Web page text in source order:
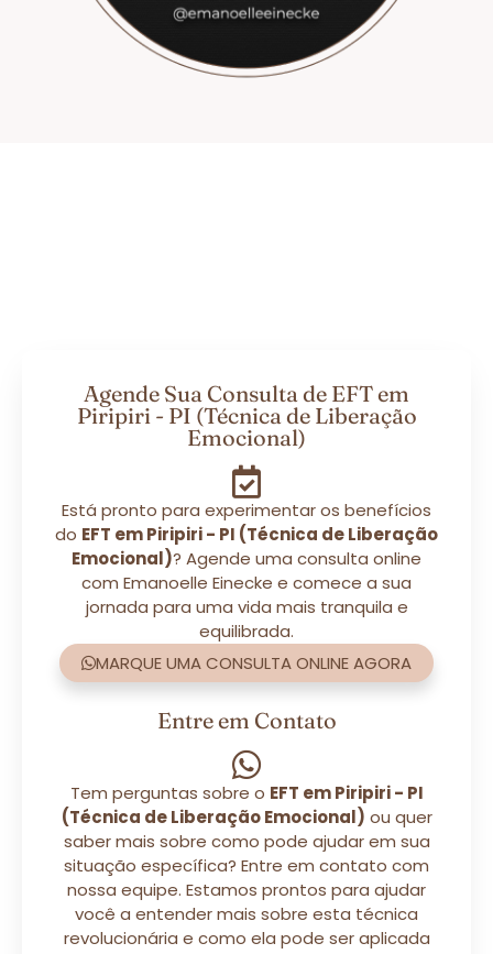
Agende Sua Consulta de EFT em
Piripiri - PI (Técnica de Liberação
Emocional)
Está pronto para experimentar os benefícios
do EFT em Piripiri - PI (Técnica de Liberação
Emocional)? Agende uma consulta online
com Emanoelle Einecke e comece a sua
jornada para uma vida mais tranquila e
equilibrada.
MARQUE UMA CONSULTA ONLINE AGORA
Entre em Contato
Tem perguntas sobre o EFT em Piripiri - PI
(Técnica de Liberação Emocional) ou quer
saber mais sobre como pode ajudar em sua
situação específica? Entre em contato com
nossa equipe. Estamos prontos para ajudar
você a entender mais sobre esta técnica
revolucionária e como ela pode ser aplicada